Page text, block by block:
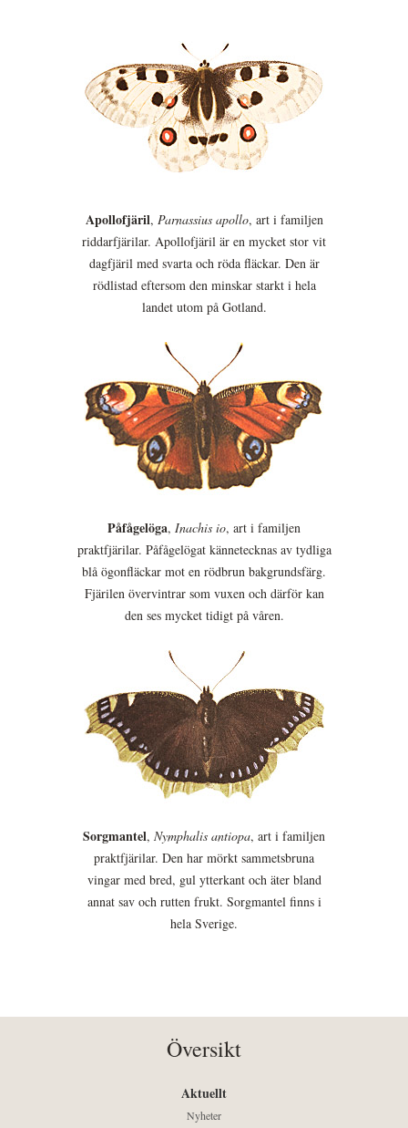
Apollofjäril, Parnassius apollo, art i familjen
riddarfjärilar. Apollofjäril är en mycket stor vit
dagfjäril med svarta och röda fläckar. Den är
rödlistad eftersom den minskar starkt i hela
landet utom på Gotland.
Påfågelöga, Inachis io, art i familjen
praktfjärilar. Påfågelögat kännetecknas av tydliga
blå ögonfläckar mot en rödbrun bakgrundsfärg.
Fjärilen övervintrar som vuxen och därför kan
den ses mycket tidigt på våren.
Sorgmantel, Nymphalis antiopa, art i familjen
praktfjärilar. Den har mörkt sammetsbruna
vingar med bred, gul ytterkant och äter bland
annat sav och rutten frukt. Sorgmantel finns i
hela Sverige.
Översikt
Aktuellt
Nyheter